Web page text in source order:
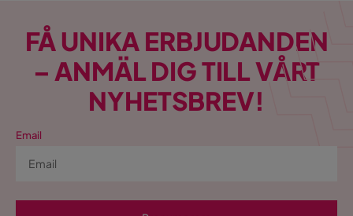
FÅ UNIKA ERBJUDANDEN
– ANMÄL DIG TILL VÅRT
NYHETSBREV!
Email